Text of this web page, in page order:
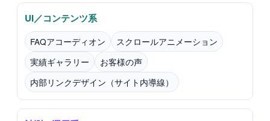
UI／コンテンツ系
FAQアコーディオン
スクロールアニメーション
実績ギャラリー
お客様の声
内部リンクデザイン（サイト内導線）